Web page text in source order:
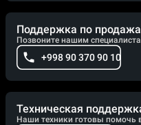
Поддержка по
Позвоните нашим
+998 90 370 90 10
Техническая
Наши техники готовы помочь